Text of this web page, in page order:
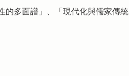
的多面譜」、「現代化與儒家傳統